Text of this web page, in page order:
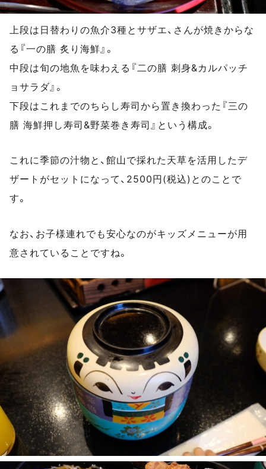
上段は日替わりの魚介3種とサザエ、さんが焼きからな
る『一の膳 炙り海鮮』。
中段は旬の地魚を味わえる『二の膳 刺身&カルパッチ
ョサラダ』。
下段はこれまでのちらし寿司から置き換わった『三の
膳 海鮮押し寿司&野菜巻き寿司』という構成。
これに季節の汁物と、館山で採れた天草を活用したデ
ザートがセットになって、2500円(税込)とのことで
す。
なお、お子様連れでも安心なのがキッズメニューが用
意されていることですね。